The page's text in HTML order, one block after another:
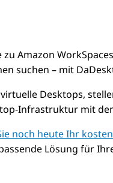
Amazon
suchen – mit
Desktops,
Infrastruktur mit
noch heute Ihr
Lösung für